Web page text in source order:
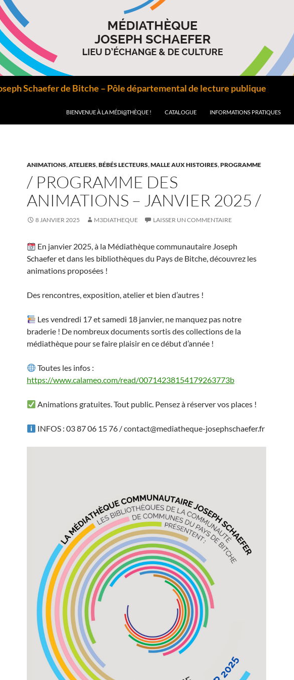
Schaefer de Bitche – Pôle départemental de lecture publique
BIENVENUE À LA MÉDI@THÈQUE ! CATALOGUE INFORMATIONS PRATIQUES
ANIMATIONS,ATELIERS,BÉBÉS LECTEURS,MALLE AUX HISTOIRES,PROGRAMME
/ PROGRAMME DES
ANIMATIONS – JANVIER 2025 /
8 JANVIER 2025 M3DIATHEQUE LAISSER UN COMMENTAIRE
En janvier 2025, à la Médiathèque communautaire Joseph
Schaefer et dans les bibliothèques du Pays de Bitche, découvrez les
animations proposées !
Des rencontres, exposition, atelier et bien d’autres !
Les vendredi 17 et samedi 18 janvier, ne manquez pas notre
braderie ! De nombreux documents sortis des collections de la
médiathèque pour se faire plaisir en ce début d’année !
Toutes les infos :
https://www.calameo.com/read/00714238154179263773b
Animations gratuites. Tout public. Pensez à réserver vos places !
INFOS : 03 87 06 15 76 / contact@mediatheque-josephschaefer.fr